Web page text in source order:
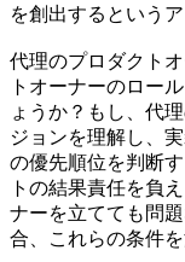
を創出するという
代理のプロダクト
トオーナーのロー
ょうか？もし、代
ジョンを理解し、
の優先順位を判断
トの結果責任を負
ナーを立てても問
合、これらの条件